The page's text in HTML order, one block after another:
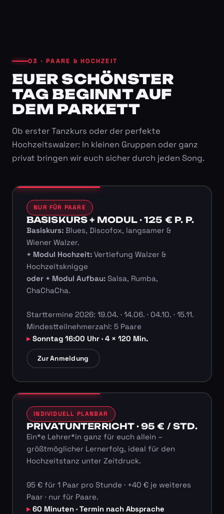
03 · PAARE & HOCHZEIT
EUER SCHÖNSTER
TAG BEGINNT AUF
DEM PARKETT
Ob erster Tanzkurs oder der perfekte
Hochzeitswalzer: In kleinen Gruppen oder ganz
privat bringen wir euch sicher durch jeden Song.
NUR FÜR PAARE
BASISKURS + MODUL · 125 € P. P.
Basiskurs:Blues, Discofox, langsamer &
Wiener Walzer.
+ Modul Hochzeit:Vertiefung Walzer &
Hochzeitsknigge
oder + Modul Aufbau:Salsa, Rumba,
ChaChaCha.
Starttermine 2026: 19.04. · 14.06. · 04.10. · 15.11.
Mindestteilnehmerzahl: 5 Paare
Sonntag 16:00 Uhr · 4 × 120 Min.
Zur Anmeldung
INDIVIDUELL PLANBAR
PRIVATUNTERRICHT · 95 € / STD.
Ein*e Lehrer*in ganz für euch allein –
größtmöglicher Lernerfolg, ideal für den
Hochzeitstanz unter Zeitdruck.
95 € für 1 Paar pro Stunde · +40 € je weiteres
Paar · nur für Paare.
60 Minuten · Termin nach Absprache